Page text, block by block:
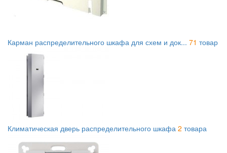
Карман распределительного шкафа для схем и док... 71 товар
Климатическая дверь распределительного шкафа 2 товара